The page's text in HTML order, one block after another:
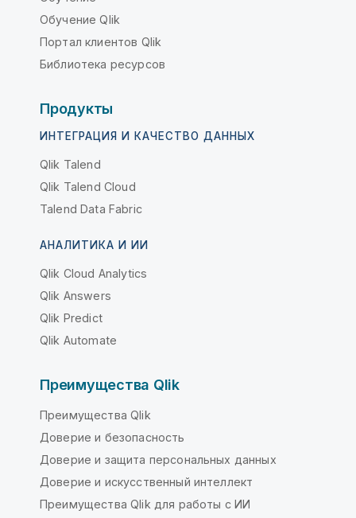
Обучение Qlik
Портал клиентов Qlik
Библиотека ресурсов
Продукты
ИНТЕГРАЦИЯ И КАЧЕСТВО ДАННЫХ
Qlik Talend
Qlik Talend Cloud
Talend Data Fabric
АНАЛИТИКА И ИИ
Qlik Cloud Analytics
Qlik Answers
Qlik Predict
Qlik Automate
Преимущества Qlik
Преимущества Qlik
Доверие и безопасность
Доверие и защита персональных данных
Доверие и искусственный интеллект
Преимущества Qlik для работы с ИИ